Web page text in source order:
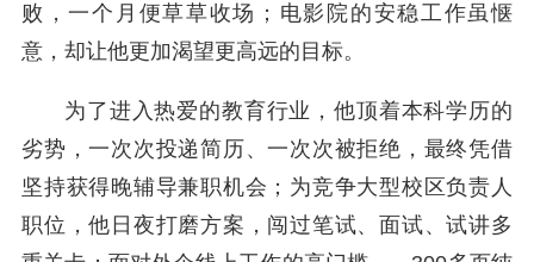
败，一个月便草草收场；电影院的安稳工作虽惬
意，却让他更加渴望更高远的目标。
为了进入热爱的教育行业，他顶着本科学历的
劣势，一次次投递简历、一次次被拒绝，最终凭借
坚持获得晚辅导兼职机会；为竞争大型校区负责人
职位，他日夜打磨方案，闯过笔试、面试、试讲多